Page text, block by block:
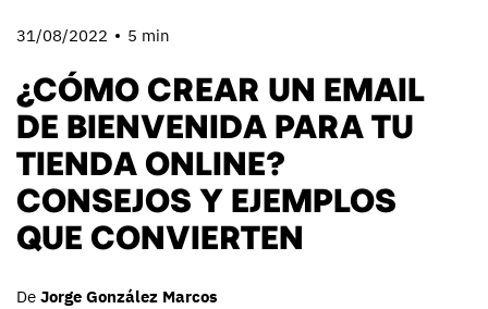
31/08/2022 5 min
¿CÓMO CREAR UN EMAIL
DE BIENVENIDA PARA TU
TIENDA ONLINE?
CONSEJOS Y EJEMPLOS
QUE CONVIERTEN
De Jorge González Marcos